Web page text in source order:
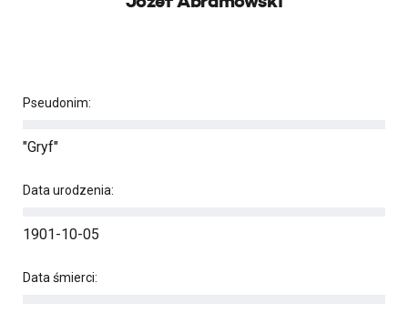
Pseudonim:
"Gryf"
Data urodzenia:
1901-10-05
Data śmierci: